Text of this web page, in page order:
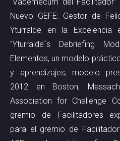
Nuevo GEFE: Gestor de
Yturralde en la
"Yturralde´s Debriefing
Elementos, un modelo
y aprendizajes, modelo
2012 en Boston,
Association for Challenge
gremio de Facilitadores
para el gremio de